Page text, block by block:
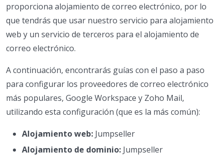
proporciona alojamiento de correo electrónico, por lo
que tendrás que usar nuestro servicio para alojamiento
web y un servicio de terceros para el alojamiento de
correo electrónico.
A continuación, encontrarás guías con el paso a paso
para configurar los proveedores de correo electrónico
más populares, Google Workspace y Zoho Mail,
utilizando esta configuración (que es la más común):
Alojamiento web: Jumpseller
Alojamiento de dominio: Jumpseller